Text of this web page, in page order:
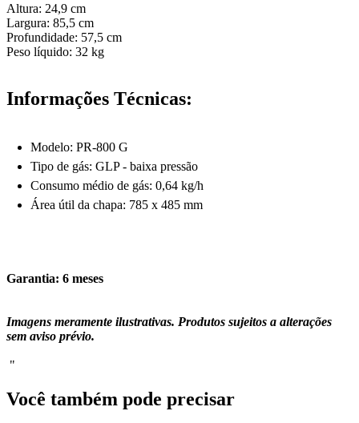
Altura: 24,9 cm
Largura: 85,5 cm
Profundidade: 57,5 cm
Peso líquido: 32 kg
Informações Técnicas:
Modelo: PR-800 G
Tipo de gás: GLP - baixa pressão
Consumo médio de gás: 0,64 kg/h
Área útil da chapa: 785 x 485 mm
Garantia: 6 meses
Imagens meramente ilustrativas. Produtos sujeitos a alterações
sem aviso prévio.
"
Você também pode precisar